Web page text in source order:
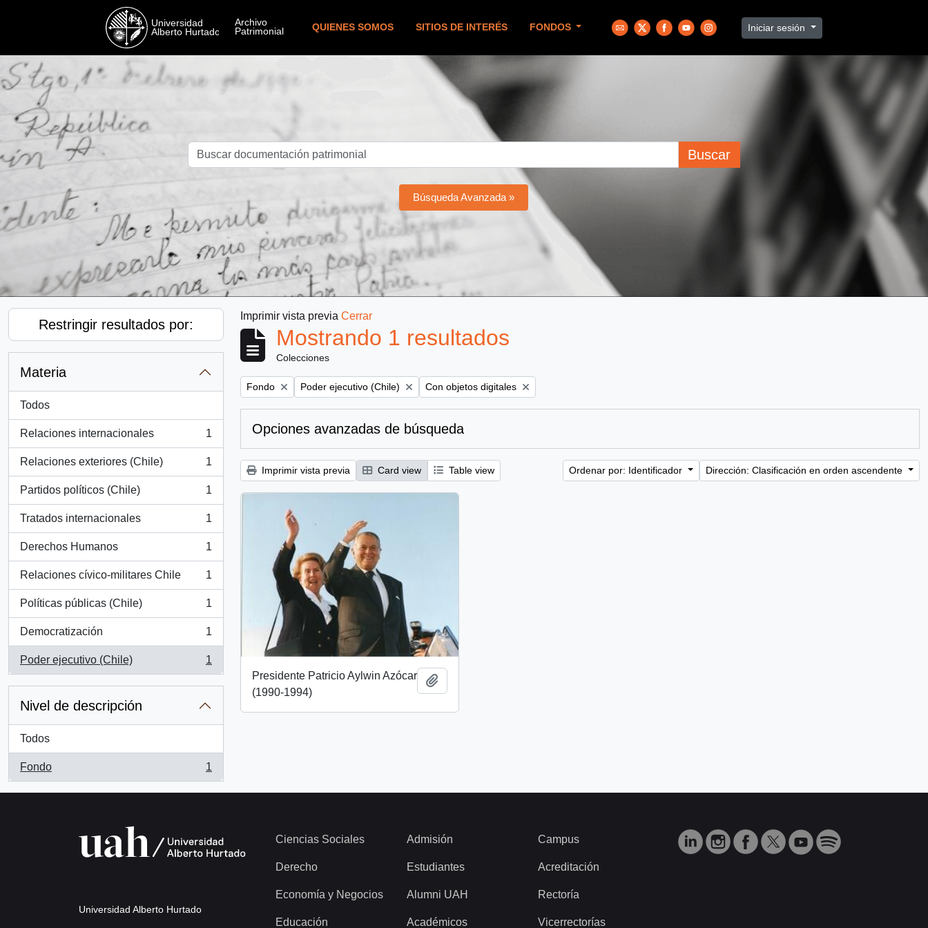
QUIENES SOMOS SITIOS DE INTERÉS FONDOS Iniciar sesión
Buscar
Búsqueda Avanzada »
Restringir resultados por:
Materia
Todos
Relaciones internacionales
, 1 resultados
1
Relaciones exteriores (Chile)
, 1 resultados
1
Partidos políticos (Chile)
, 1 resultados
1
Tratados internacionales
, 1 resultados
1
Derechos Humanos
, 1 resultados
1
Relaciones cívico-militares Chile
, 1 resultados
1
Políticas públicas (Chile)
, 1 resultados
1
Democratización
, 1 resultados
1
Poder ejecutivo (Chile)
, 1 resultados
1
Nivel de descripción
Todos
Fondo
, 1 resultados
1
Imprimir vista previa Cerrar
Mostrando 1 resultados
Colecciones
Remove filter:
Fondo Remove filter:
Poder ejecutivo (Chile) Remove filter:
Con objetos digitales
Opciones avanzadas de búsqueda
Imprimir vista previa Card view Table view Ordenar por: Identificador Dirección: Clasificación en orden ascendente
Presidente Patricio Aylwin Azócar
(1990-1994)
Universidad Alberto Hurtado
Ciencias Sociales
Derecho
Economía y Negocios
Educación
Admisión
Estudiantes
Alumni UAH
Académicos
Campus
Acreditación
Rectoría
Vicerrectorías